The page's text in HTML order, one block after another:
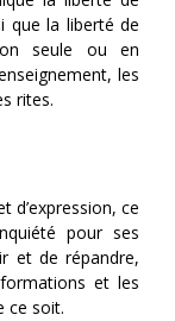
que la liberté de
seule ou en
les
rites.
d’expression, ce
pour ses
et de répandre,
et les
ce soit.